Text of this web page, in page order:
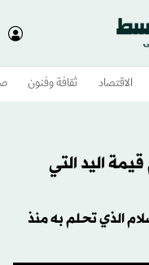
الاقتصاد ثقافة وفنون
اليد التي
الذي تحلم به منذ